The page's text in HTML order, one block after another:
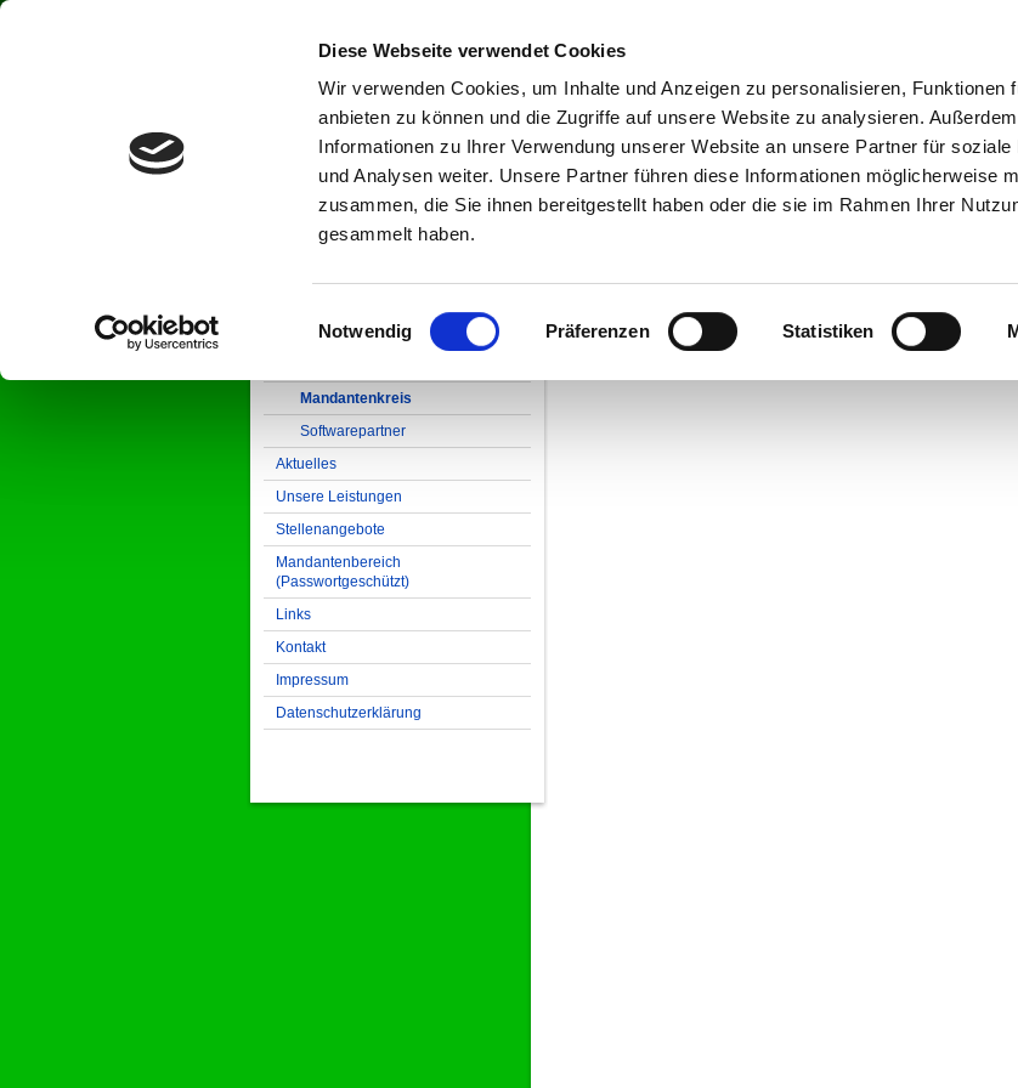
Diese Webseite verwendet Cookies
Wir verwenden Cookies, um Inhalte und Anzeigen zu personalisieren, Funktionen
anbieten zu können und die Zugriffe auf unsere Website zu analysieren.
Informationen zu Ihrer Verwendung unserer Website an unsere Partner für soziale
und Analysen weiter. Unsere Partner führen diese Informationen möglicherweise
zusammen, die Sie ihnen bereitgestellt haben oder die sie im Rahmen Ihrer
gesammelt haben.
Einwilligungsauswahl
Notwendig Präferenzen Statistiken
Steuerkanzlei Kobras
Startseite
Team
Mandantenkreis
Softwarepartner
Aktuelles
Unsere Leistungen
Stellenangebote
Mandantenbereich
(Passwortgeschützt)
Links
Kontakt
Impressum
Datenschutzerklärung
Der Mandantenkreis der Kanzlei erstreckt sich von
Unternehmen aller Gesellschaftsformen hin zu Freiberuflern aller
Eine Spezialisierung ist im Bereich Fahrschulen und Ärzten
Zudem berate ich auch sehr gerne Privatpersonen mit Einkünften
nichtselbständiger Arbeit, Kapitalvermögen, Vermietungsobjekten